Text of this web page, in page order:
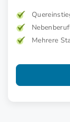
Mehrere